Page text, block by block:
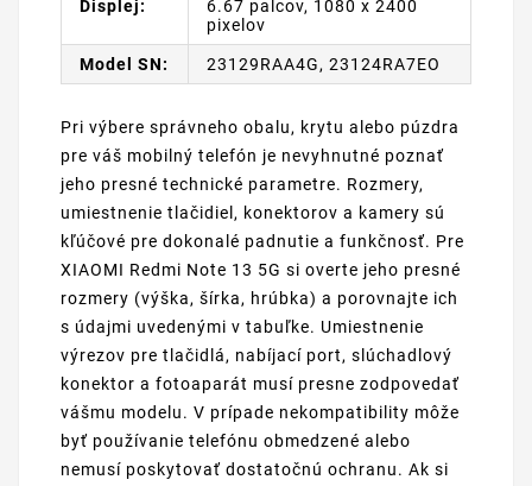
Displej:
6.67 palcov, 1080 x 2400
pixelov
Model SN: 23129RAA4G, 23124RA7EO
Pri výbere správneho obalu, krytu alebo púzdra
pre váš mobilný telefón je nevyhnutné poznať
jeho presné technické parametre. Rozmery,
umiestnenie tlačidiel, konektorov a kamery sú
kľúčové pre dokonalé padnutie a funkčnosť. Pre
XIAOMI Redmi Note 13 5G si overte jeho presné
rozmery (výška, šírka, hrúbka) a porovnajte ich
s údajmi uvedenými v tabuľke. Umiestnenie
výrezov pre tlačidlá, nabíjací port, slúchadlový
konektor a fotoaparát musí presne zodpovedať
vášmu modelu. V prípade nekompatibility môže
byť používanie telefónu obmedzené alebo
nemusí poskytovať dostatočnú ochranu. Ak si